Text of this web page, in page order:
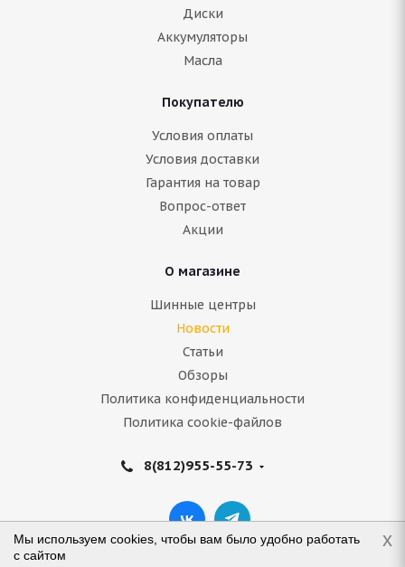
Диски
Аккумуляторы
Масла
Покупателю
Условия оплаты
Условия доставки
Гарантия на товар
Вопрос-ответ
Акции
О магазине
Шинные центры
Новости
Статьи
Обзоры
Политика конфиденциальности
Политика cookie-файлов
8(812)955-55-73
Мы используем cookies, чтобы вам было удобно работать
с сайтом
x